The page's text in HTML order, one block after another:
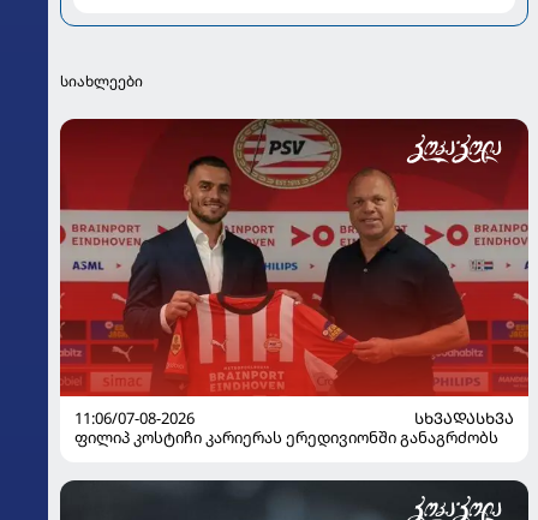
სიახლეები
11:06/07-08-2026
ᲡᲮᲕᲐᲓᲐᲡᲮᲕᲐ
ფილიპ კოსტიჩი კარიერას ერედივიონში განაგრძობს